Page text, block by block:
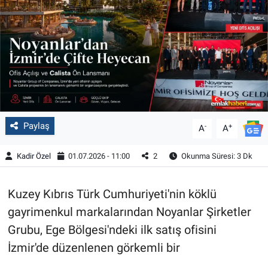
Paylaş A- A+
Kadir Özel 01.07.2026 - 11:00 2 Okunma Süresi: 3 Dk
Kuzey Kıbrıs Türk Cumhuriyeti'nin köklü
gayrimenkul markalarından Noyanlar Şirketler
Grubu, Ege Bölgesi'ndeki ilk satış ofisini
İzmir'de düzenlenen görkemli bir